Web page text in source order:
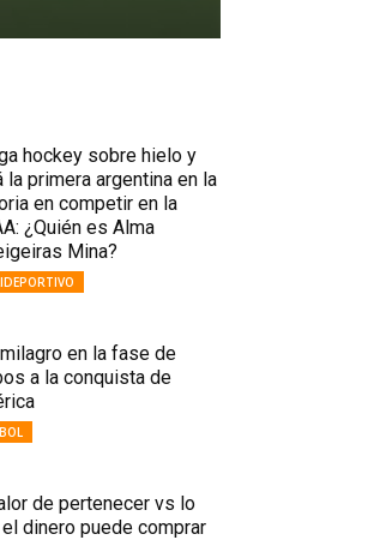
hockey sobre hielo y
la primera argentina en la
en competir en la
¿Quién es Alma
Mina?
en la fase de
a la conquista de
de pertenecer vs lo
dinero puede comprar